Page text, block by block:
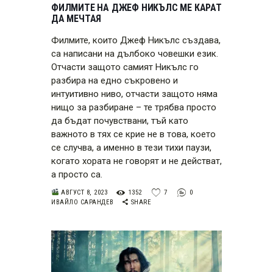
ФИЛМИТЕ НА ДЖЕФ НИКЪЛС МЕ КАРАТ
ДА МЕЧТАЯ
Филмите, които Джеф Никълс създава,
са написани на дълбоко човешки език.
Отчасти защото самият Никълс го
разбира на едно съкровено и
интуитивно ниво, отчасти защото няма
нищо за разбиране – те трябва просто
да бъдат почувствани, тъй като
важното в тях се крие не в това, което
се случва, а именно в тези тихи паузи,
когато хората не говорят и не действат,
а просто са.
АВГУСТ 8, 2023 1352 7
0
ИВАЙЛО САРАНДЕВ
SHARE